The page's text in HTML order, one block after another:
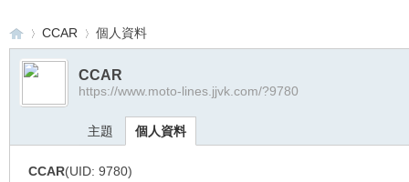
›
CCAR 個人資料
CCAR
https://www.moto-lines.jjvk.com/?9780
主題 個人資料
CCAR(UID: 9780)